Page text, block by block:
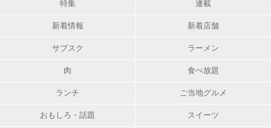
特集 連載
新着情報 新着店舗
サブスク ラーメン
肉 食べ放題
ランチ ご当地グルメ
おもしろ・話題 スイーツ